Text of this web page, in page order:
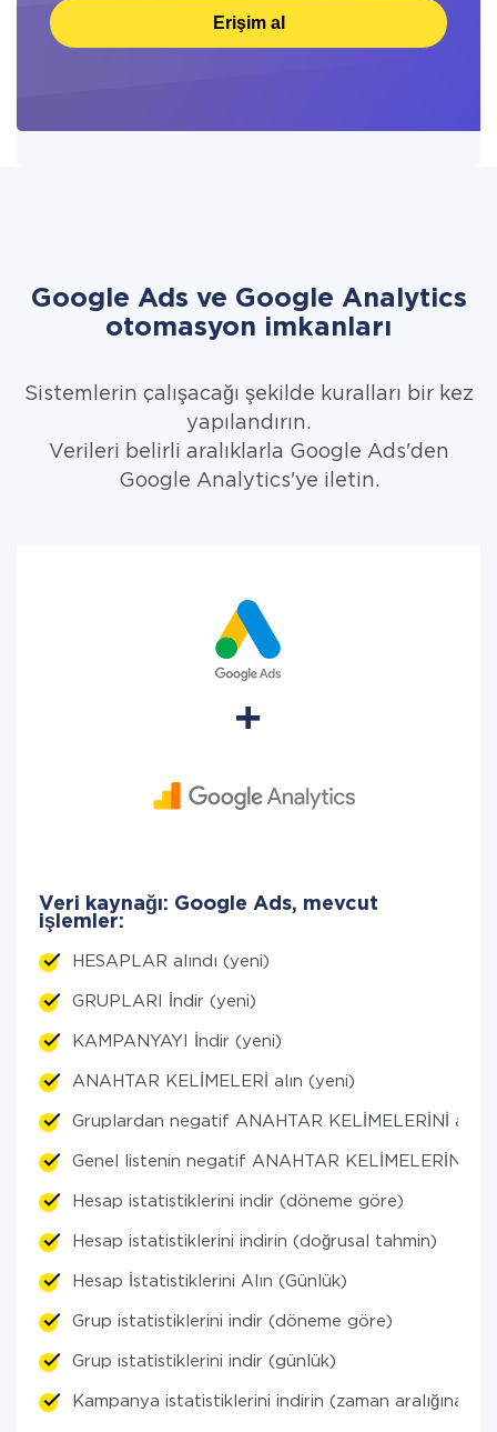
Erişim al
Google Ads ve Google Analytics
otomasyon imkanları
Sistemlerin çalışacağı şekilde kuralları bir kez
yapılandırın.
Verileri belirli aralıklarla Google Ads'den
Google Analytics'ye iletin.
Veri kaynağı: Google Ads, mevcut
işlemler:
HESAPLAR alındı (yeni)
GRUPLARI İndir (yeni)
KAMPANYAYI İndir (yeni)
ANAHTAR KELİMELERİ alın (yeni)
Gruplardan negatif ANAHTAR KELİMELERİNİ alın
Genel listenin negatif ANAHTAR KELİMELERİNİ
Hesap istatistiklerini indir (döneme göre)
Hesap istatistiklerini indirin (doğrusal tahmin)
Hesap İstatistiklerini Alın (Günlük)
Grup istatistiklerini indir (döneme göre)
Grup istatistiklerini indir (günlük)
Kampanya istatistiklerini indirin (zaman aralığına